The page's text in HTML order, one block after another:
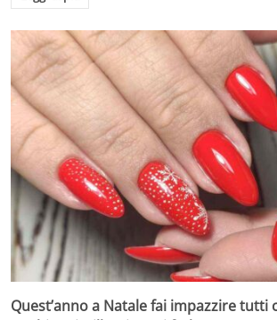
Quest’anno a Natale fai impazzire tutti